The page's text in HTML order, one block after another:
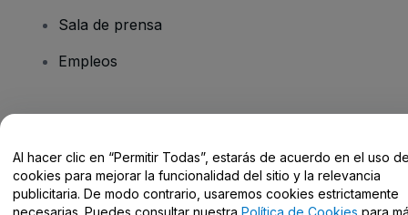
Sala de prensa
Empleos
Centro de Ayuda / Contacto
Al hacer clic en “Permitir Todas”, estarás de acuerdo en el uso
cookies para mejorar la funcionalidad del sitio y la relevancia
publicitaria. De modo contrario, usaremos cookies estrictamente
necesarias. Puedes consultar nuestra Política de Cookies para